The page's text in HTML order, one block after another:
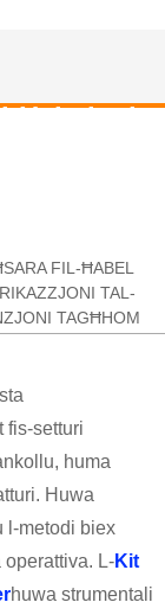
Ħabel tal-
FIL-ĦABEL
TAL-
TAGĦHOM
fis-setturi
huma
Huwa
l-metodi biex
L-Kit
huwa strumentali